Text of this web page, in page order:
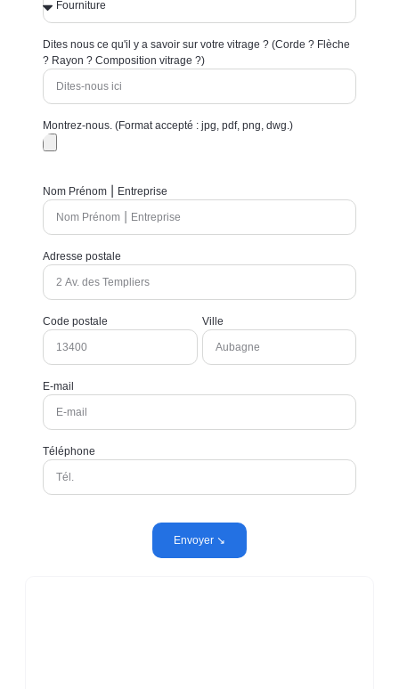
Dites nous ce qu'il y a savoir sur votre vitrage ? (Corde ? Flèche
? Rayon ? Composition vitrage ?)
Montrez-nous. (Format accepté : jpg, pdf, png, dwg.)
Nom Prénom ⎮ Entreprise
Adresse postale
Code postale Ville
E-mail
Téléphone
Envoyer ↘︎